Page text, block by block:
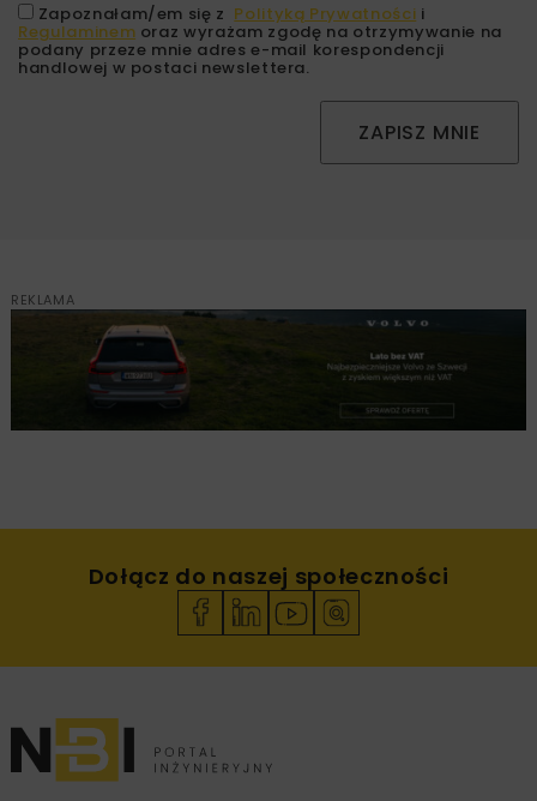
Zapoznałam/em się z Polityką Prywatności i
Regulaminem oraz wyrażam zgodę na otrzymywanie na
podany przeze mnie adres e-mail korespondencji
handlowej w postaci newslettera.
ZAPISZ MNIE
REKLAMA
Dołącz do naszej społeczności